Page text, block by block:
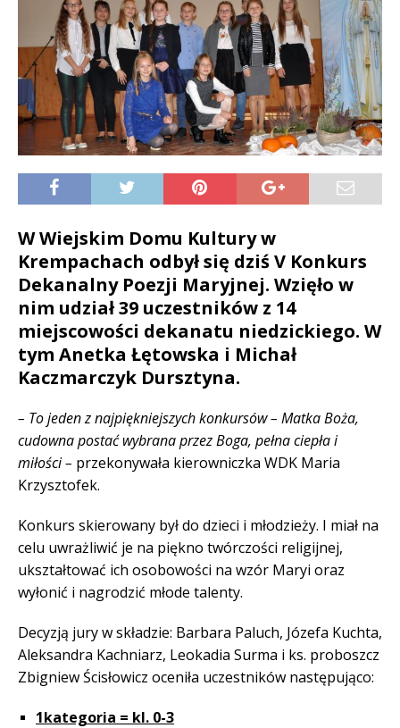
W Wiejskim Domu Kultury w
Krempachach odbył się dziś V Konkurs
Dekanalny Poezji Maryjnej. Wzięło w
nim udział 39 uczestników z 14
miejscowości dekanatu niedzickiego. W
tym Anetka Łętowska i Michał
Kaczmarczyk Dursztyna.
– To jeden z najpiękniejszych konkursów – Matka Boża,
cudowna postać wybrana przez Boga, pełna ciepła i
miłości – przekonywała kierowniczka WDK Maria
Krzysztofek.
Konkurs skierowany był do dzieci i młodzieży. I miał na
celu uwrażliwić je na piękno twórczości religijnej,
ukształtować ich osobowości na wzór Maryi oraz
wyłonić i nagrodzić młode talenty.
Decyzją jury w składzie: Barbara Paluch, Józefa Kuchta,
Aleksandra Kachniarz, Leokadia Surma i ks. proboszcz
Zbigniew Ścisłowicz oceniła uczestników następująco:
1kategoria = kl. 0-3